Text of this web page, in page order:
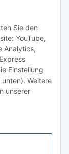
Sie den
YouTube,
Analytics,
Einstellung
Weitere
unserer